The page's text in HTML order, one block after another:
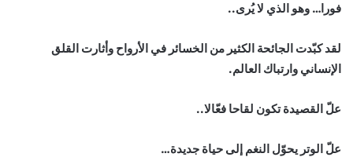
فورا… وهو الذي لا يُرى..
لقد كبّدت الجائحة الكثير من الخسائر في الأرواح وأثارت القلق
الإنساني وارتباك العالم.
علّ القصيدة تكون لقاحا فعّالا..
علّ الوتر يحوّل النغم إلى حياة جديدة…